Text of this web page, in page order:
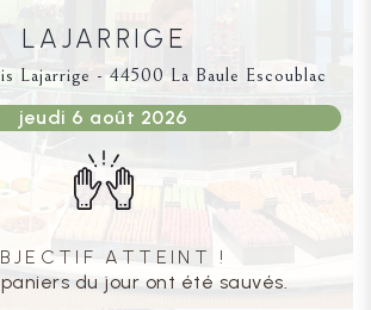
LAJARRIGE
Lajarrige - 44500 La Baule Escoublac
jeudi 6 août 2026
ATTEINT !
du jour ont été sauvés.